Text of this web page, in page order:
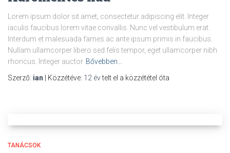
Lorem ipsum dolor sit amet, consectetur adipiscing elit. Integer
iaculis faucibus lorem vitae convallis. Nunc vel vestibulum erat.
Interdum et malesuada fames ac ante ipsum primis in faucibus.
Nullam ullamcorper libero sed felis tempor, eget ullamcorper nibh
rhoncus. Integer auctor Bővebben…
Szerző: ian | Közzétéve: 12 évtelt el a közzététel óta
TANÁCSOK